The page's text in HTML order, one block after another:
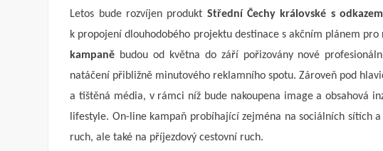
Letos bude rozvíjen produkt Střední Čechy královské s
k propojení dlouhodobého projektu destinace s akčním plánem
kampaně budou od května do září pořizovány nové
natáčení přibližně minutového reklamního spotu. Zároveň pod
a tištěná média, v rámci níž bude nakoupena image a obsahová
lifestyle. On-line kampaň probíhající zejména na sociálních sítích
ruch, ale také na příjezdový cestovní ruch.